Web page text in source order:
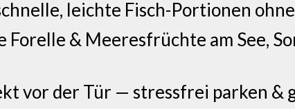
leichte Fisch-Portionen
& Meeresfrüchte am See,
vor der Tür — stressfrei parken &